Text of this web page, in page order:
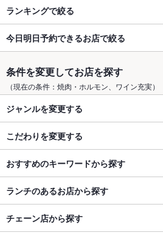
ランキングで絞る
今日明日予約できるお店で絞る
条件を変更してお店を探す
（現在の条件：焼肉・ホルモン、ワイン充実）
ジャンルを変更する
こだわりを変更する
おすすめのキーワードから探す
ランチのあるお店から探す
チェーン店から探す